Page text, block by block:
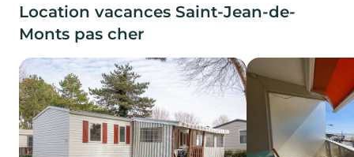
Location vacances Saint-Jean-de-
Monts pas cher